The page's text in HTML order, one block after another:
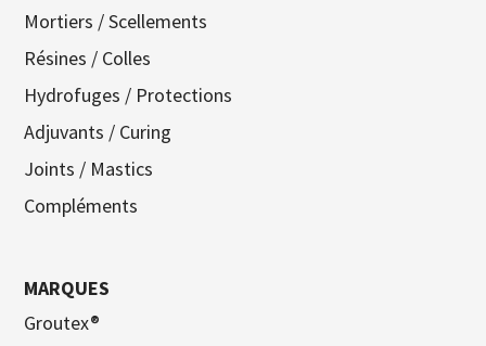
Mortiers / Scellements
Résines / Colles
Hydrofuges / Protections
Adjuvants / Curing
Joints / Mastics
Compléments
MARQUES
Groutex®